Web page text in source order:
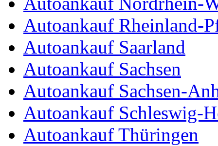
Autoankauf Rheinland-
Autoankauf Saarland
Autoankauf Sachsen
Autoankauf Sachsen-
Autoankauf Schleswig-
Autoankauf Thüringen